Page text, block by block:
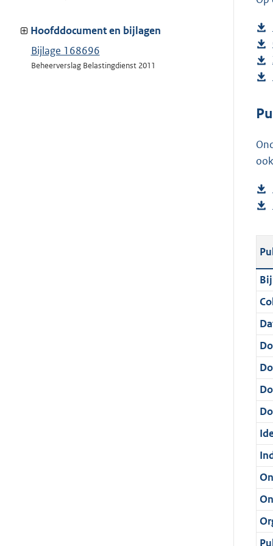
Hoofddocument en bijlagen
Bijlage 168696
Beheerverslag Belastingdienst 2011